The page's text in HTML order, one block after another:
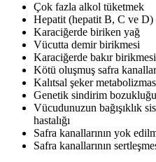
Çok fazla alkol tüketmek
Hepatit (hepatit B, C ve D)
Karaciğerde biriken yağ
Vücutta demir birikmesi
Karaciğerde bakır birikmesi
Kötü oluşmuş safra
Kalıtsal şeker
Genetik sindirim bozukluğu
Vücudunuzun bağışıklık
hastalığı
Safra kanallarının yok
Safra kanallarının